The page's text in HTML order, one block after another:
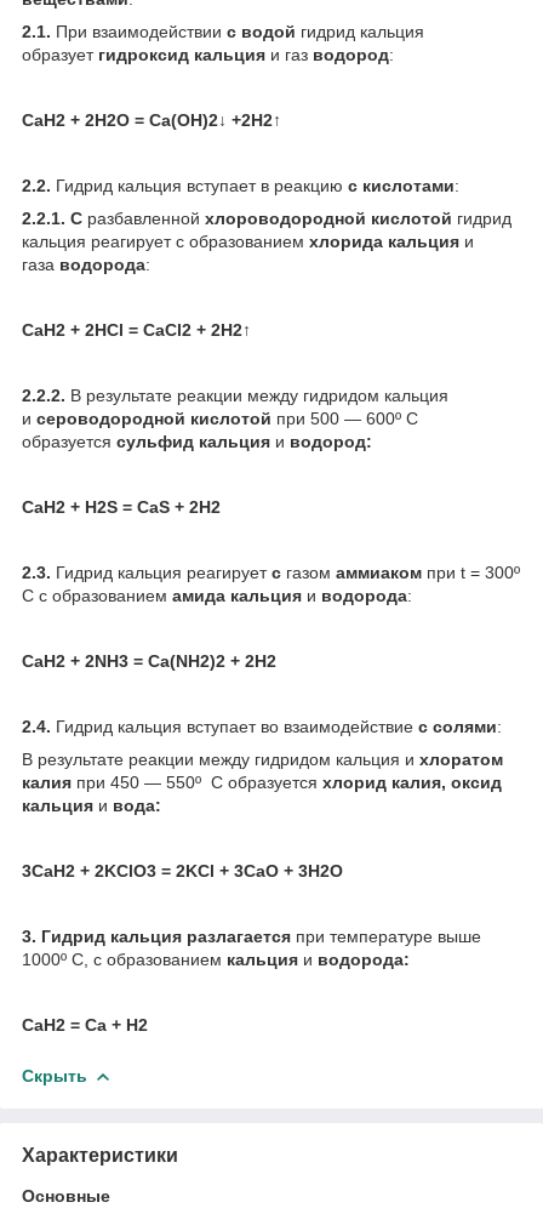
2.1. При взаимодействии с водой гидрид кальция
образует гидроксид кальция и газ водород:
CaH2 + 2H2O = Ca(OH)2↓ +2H2↑
2.2. Гидрид кальция вступает в реакцию с кислотами:
2.2.1. С разбавленной хлороводородной кислотой гидрид
кальция реагирует с образованием хлорида кальция и
газа водорода:
CaH2 + 2HCl = CaCl2 + 2H2↑
2.2.2. В результате реакции между гидридом кальция
и сероводородной кислотой при 500 — 600º С
образуется сульфид кальция и водород:
CaH2 + H2S = CaS + 2H2
2.3. Гидрид кальция реагируетс газом аммиаком при t = 300º
C с образованием амида кальция и водорода:
CaH2 + 2NH3 = Ca(NH2)2 + 2H2
2.4. Гидрид кальция вступает во взаимодействие с солями:
В результате реакции между гидридом кальция и хлоратом
калия при 450 — 550º С образуется хлорид калия, оксид
кальция и вода:
3CaH2 + 2KClO3 = 2KCl + 3CaO + 3H2O
3. Гидрид кальция разлагается при температуре выше
1000º C, с образованием кальция и водорода:
CaH2 = Ca + H2
Скрыть
Характеристики
Основные